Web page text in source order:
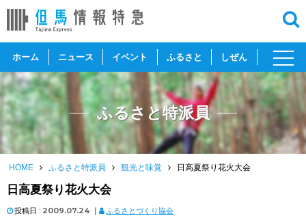
ホーム ニュース イベント ふるさと しぜん
toggle
ふるさと特派員
HOME ふるさと特派員 観光と味覚 日高夏祭り花火大会
日高夏祭り花火大会
投稿日 : 2009.07.24 ｜ ふるさとづくり協会